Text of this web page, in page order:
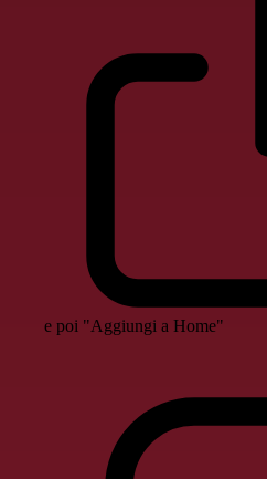
e poi "Aggiungi a Home"